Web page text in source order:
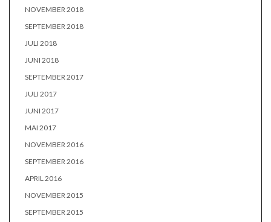
NOVEMBER 2018
SEPTEMBER 2018
JULI 2018
JUNI 2018
SEPTEMBER 2017
JULI 2017
JUNI 2017
MAI 2017
NOVEMBER 2016
SEPTEMBER 2016
APRIL 2016
NOVEMBER 2015
SEPTEMBER 2015